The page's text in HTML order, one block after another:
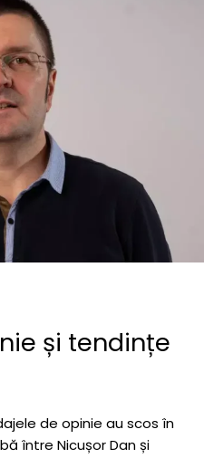
și tendințe
de opinie au scos în
între Nicușor Dan și